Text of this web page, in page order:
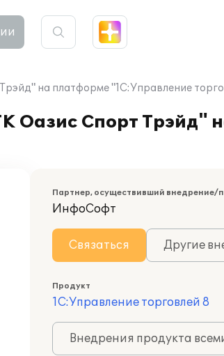
на платформе "1С:Управление
Оазис Спорт Трэйд"
Партнер, осуществивший внедрение/
ИнфоСофт
Связаться Другие
Продукт
1С:Управление торговлей 8
Внедрения продукта